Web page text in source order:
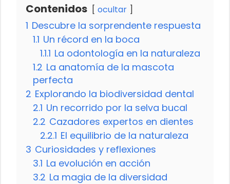
Contenidos ocultar
1 Descubre la sorprendente respuesta
1.1 Un récord en la boca
1.1.1 La odontología en la naturaleza
1.2 La anatomía de la mascota
perfecta
2 Explorando la biodiversidad dental
2.1 Un recorrido por la selva bucal
2.2 Cazadores expertos en dientes
2.2.1 El equilibrio de la naturaleza
3 Curiosidades y reflexiones
3.1 La evolución en acción
3.2 La magia de la diversidad